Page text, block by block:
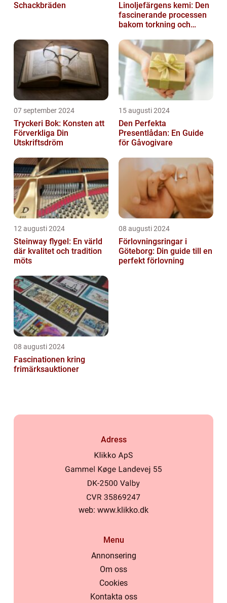
Schackbräden
Linoljefärgens kemi: Den
fascinerande processen
bakom torkning och
07 september 2024
Tryckeri Bok: Konsten att
Förverkliga Din
Utskriftsdröm
15 augusti 2024
Den Perfekta
Presentlådan: En Guide
för Gåvogivare
12 augusti 2024
Steinway flygel: En värld
där kvalitet och tradition
möts
08 augusti 2024
Förlovningsringar i
Göteborg: Din guide till en
perfekt förlovning
08 augusti 2024
Fascinationen kring
frimärksauktioner
Adress
web: www.klikko.dk
Menu
Annonsering
Om oss
Cookies
Kontakta oss